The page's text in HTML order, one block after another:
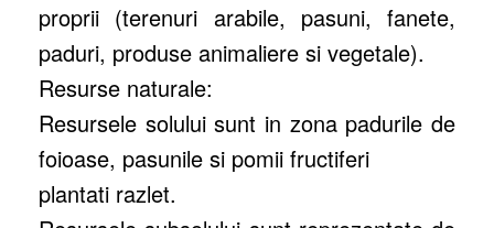
proprii (terenuri arabile, pasuni, fanete,
paduri, produse animaliere si vegetale).
Resurse naturale:
Resursele solului sunt in zona padurile de
foioase, pasunile si pomii fructiferi
plantati razlet.